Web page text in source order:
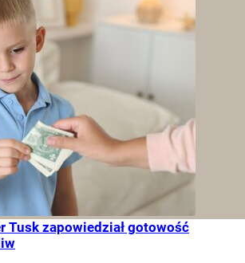
Tusk zapowiedział gotowość